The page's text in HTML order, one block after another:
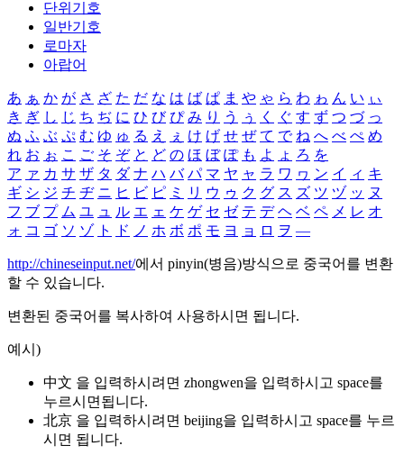
단위기호
일반기호
로마자
아랍어
あ ぁ か が さ ざ た だ な は ば ぱ ま や ゃ ら わ ゎ ん い ぃ
き ぎ し じ ち ぢ に ひ び ぴ み り う ぅ く ぐ す ず つ づ っ
ぬ ふ ぶ ぷ む ゆ ゅ る え ぇ け げ せ ぜ て で ね へ べ ぺ め
れ お ぉ こ ご そ ぞ と ど の ほ ぼ ぽ も よ ょ ろ を
ア ァ カ サ ザ タ ダ ナ ハ バ パ マ ヤ ャ ラ ワ ヮ ン イ ィ キ
ギ シ ジ チ ヂ ニ ヒ ビ ピ ミ リ ウ ゥ ク グ ス ズ ツ ヅ ッ ヌ
フ ブ プ ム ユ ュ ル エ ェ ケ ゲ セ ゼ テ デ ヘ ベ ペ メ レ オ
ォ コ ゴ ソ ゾ ト ド ノ ホ ボ ポ モ ヨ ョ ロ ヲ ―
http://chineseinput.net/에서 pinyin(병음)방식으로 중국어를 변환
할 수 있습니다.
변환된 중국어를 복사하여 사용하시면 됩니다.
예시)
中文 을 입력하시려면 zhongwen을 입력하시고 space를
누르시면됩니다.
北京 을 입력하시려면 beijing을 입력하시고 space를 누르
시면 됩니다.